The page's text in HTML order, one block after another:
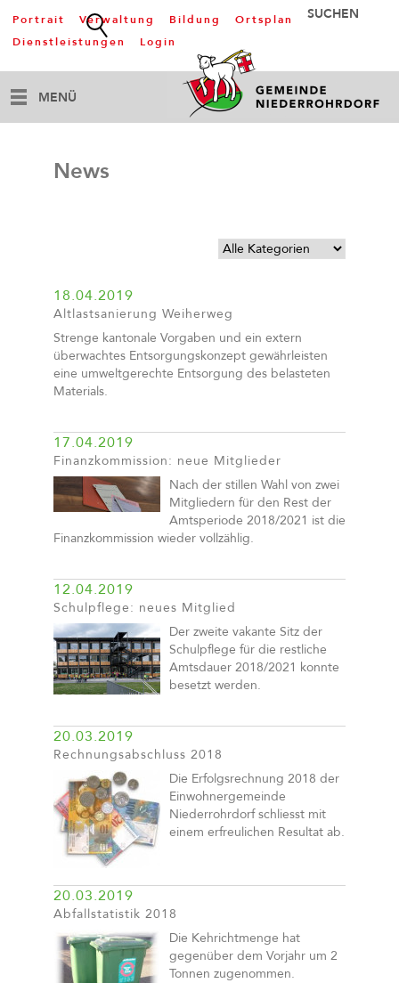
Portrait Verwaltung Bildung
Ortsplan
Dienstleistungen
Login
MENÜ
News
18.04.2019
Altlastsanierung Weiherweg
Strenge kantonale Vorgaben und ein extern
überwachtes Entsorgungskonzept gewährleisten
eine umweltgerechte Entsorgung des belasteten
Materials.
17.04.2019
Finanzkommission: neue Mitglieder
Nach der stillen Wahl von zwei
Mitgliedern für den Rest der
Amtsperiode 2018/2021 ist die
Finanzkommission wieder vollzählig.
12.04.2019
Schulpflege: neues Mitglied
Der zweite vakante Sitz der
Schulpflege für die restliche
Amtsdauer 2018/2021 konnte
besetzt werden.
20.03.2019
Rechnungsabschluss 2018
Die Erfolgsrechnung 2018 der
Einwohnergemeinde
Niederrohrdorf schliesst mit
einem erfreulichen Resultat ab.
20.03.2019
Abfallstatistik 2018
Die Kehrichtmenge hat
gegenüber dem Vorjahr um 2
Tonnen zugenommen.